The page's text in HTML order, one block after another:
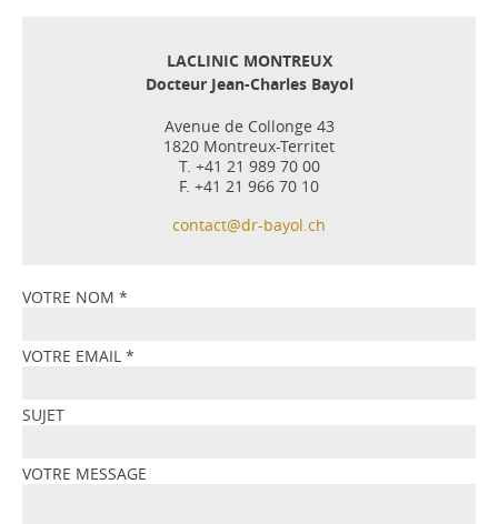
LACLINIC MONTREUX
Docteur Jean-Charles Bayol
Avenue de Collonge 43
1820 Montreux-Territet
T. +41 21 989 70 00
F. +41 21 966 70 10
contact@dr-bayol.ch
VOTRE NOM *
VOTRE EMAIL *
SUJET
VOTRE MESSAGE